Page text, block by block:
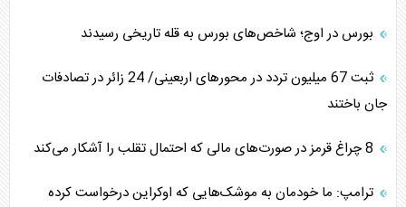
بورس در اوج؛ شاخص‌های بورس به قله تاریخی رسیدند
‌‌ثبت 67 میلیون تردد در محورهای اربعینی/ 24 زائر در تصادفات
جان باختند
ترامپ: ما خودمان به موشک‌هایی که اوکراین درخواست کرده